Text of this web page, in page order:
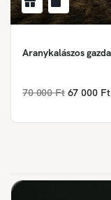
Aranykalászos
70 000 Ft 67 000 Ft